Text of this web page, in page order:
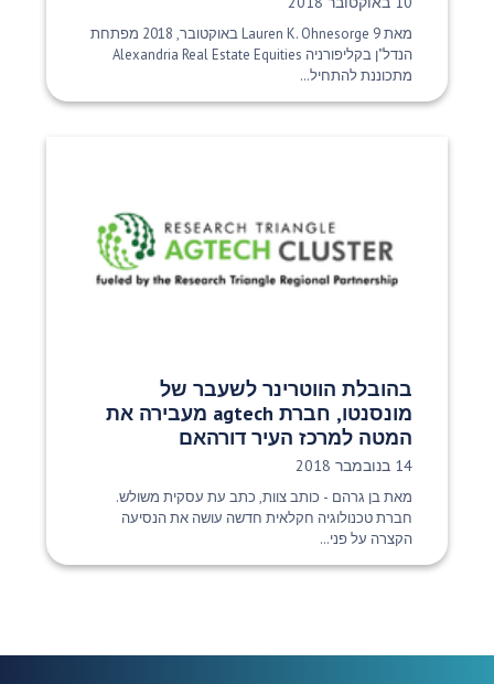
מאת Lauren K. Ohnesorge 9 באוקטובר, 2018 מפתחת
הנדל"ן בקליפורניה Alexandria Real Estate Equities
מתכוננת להתחיל...
בהובלת הווטרינר לשעבר של
מונסנטו, חברת agtech מעבירה את
המטה למרכז העיר דורהאם
תאריך פרסום:
14 בנובמבר 2018
מאת בן גרהם - כותב צוות, כתב עת עסקית משולש.
חברת טכנולוגיה חקלאית חדשה עושה את הנסיעה
הקצרה על פני...